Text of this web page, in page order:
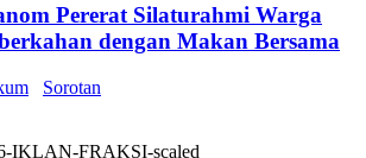
Pererat Silaturahmi Warga
dengan Makan Bersama
Sorotan